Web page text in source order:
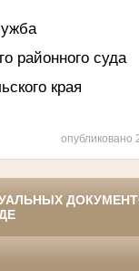
районного суда
края
опубликовано